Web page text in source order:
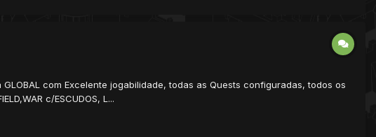
com Excelente jogabilidade, todas as Quests configuradas, todos os
c/ESCUDOS, L...